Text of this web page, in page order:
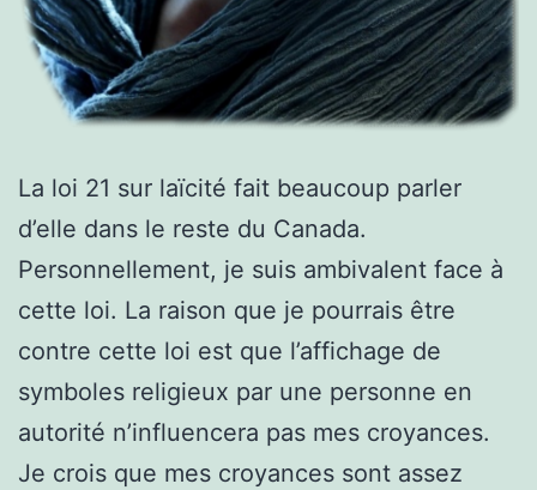
La loi 21 sur laïcité fait beaucoup parler
d’elle dans le reste du Canada.
Personnellement, je suis ambivalent face à
cette loi. La raison que je pourrais être
contre cette loi est que l’affichage de
symboles religieux par une personne en
autorité n’influencera pas mes croyances.
Je crois que mes croyances sont assez